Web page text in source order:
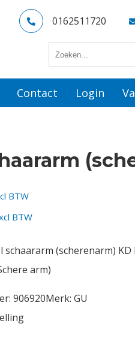
0162511720
Contact Login
BTW
BTW
schaararm (scherenarm) KD
arm)
906920Merk: GU